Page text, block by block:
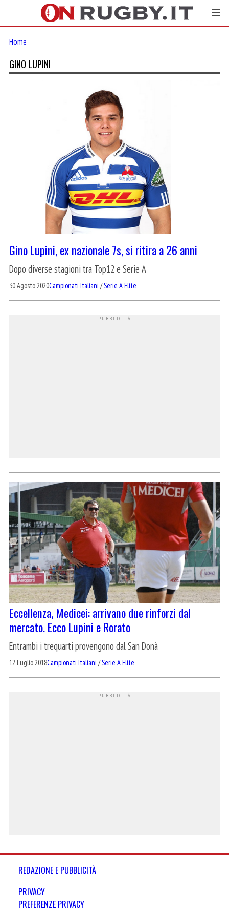
Home
GINO LUPINI
Gino Lupini, ex nazionale 7s, si ritira a 26 anni
Dopo diverse stagioni tra Top12 e Serie A
30 Agosto 2020Campionati Italiani /Serie A Elite
Eccellenza, Medicei: arrivano due rinforzi dal
mercato. Ecco Lupini e Rorato
Entrambi i trequarti provengono dal San Donà
12 Luglio 2018Campionati Italiani /Serie A Elite
REDAZIONE E PUBBLICITÀ
PRIVACY
PREFERENZE PRIVACY